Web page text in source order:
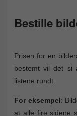
Bestille
Prisen for en
bestemt vil det si
listene rundt.
For eksempel:
at alle fire sidene